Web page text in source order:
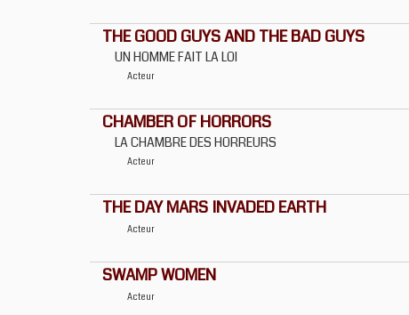
THE GOOD GUYS AND THE BAD GUYS
UN HOMME FAIT LA LOI
Acteur
CHAMBER OF HORRORS
LA CHAMBRE DES HORREURS
Acteur
THE DAY MARS INVADED EARTH
Acteur
SWAMP WOMEN
Acteur